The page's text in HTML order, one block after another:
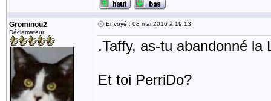
Grominou2
Déclamateur
Envoyé : 08 mai 2016 à 19:13
.Taffy, as-tu abandonné
Et toi PerriDo?